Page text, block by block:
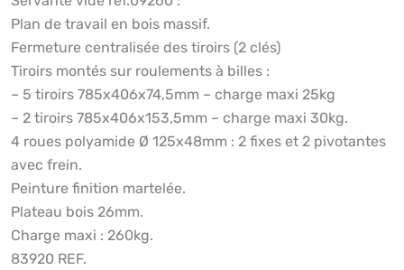
Plan de travail en bois massif.
Fermeture centralisée des tiroirs (2 clés)
Tiroirs montés sur roulements à billes :
– 5 tiroirs 785x406x74,5mm – charge maxi 25kg
– 2 tiroirs 785x406x153,5mm – charge maxi 30kg.
4 roues polyamide Ø 125x48mm : 2 fixes et 2 pivotantes
avec frein.
Peinture finition martelée.
Plateau bois 26mm.
Charge maxi : 260kg.
83920 REF.